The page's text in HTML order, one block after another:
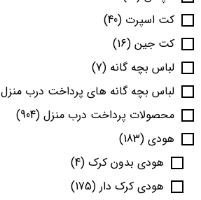
کت اسپرت (40)
کت جین (16)
لباس بچه گانه (7)
لباس بچه گانه های پرداخت درب منزل
محصولات پرداخت درب منزل (904)
هودی (183)
هودی بدون کرک (4)
هودی کرک دار (175)